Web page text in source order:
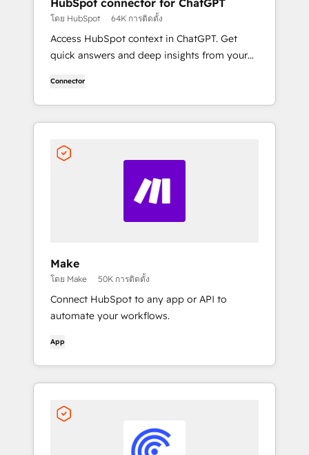
HubSpot connector for ChatGPT
โดย HubSpot 64K การติดตั้ง
Access HubSpot context in ChatGPT. Get
quick answers and deep insights from your
tasks to doctorate-level research, right in
ChatGPT. No coding required.
Connector
Make
โดย Make 50K การติดตั้ง
Connect HubSpot to any app or API to
automate your workflows.
App